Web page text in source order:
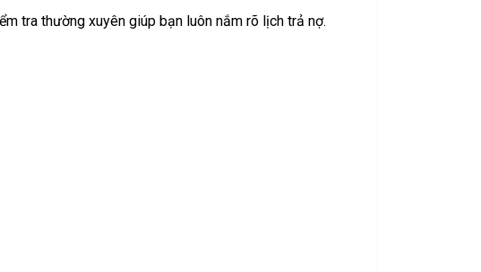
tra thường xuyên giúp bạn luôn nắm rõ lịch trả nợ.